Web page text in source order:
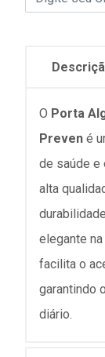
O Porta
Preven é
de saúde e
alta
elegante
facilita o
garantindo
diário.